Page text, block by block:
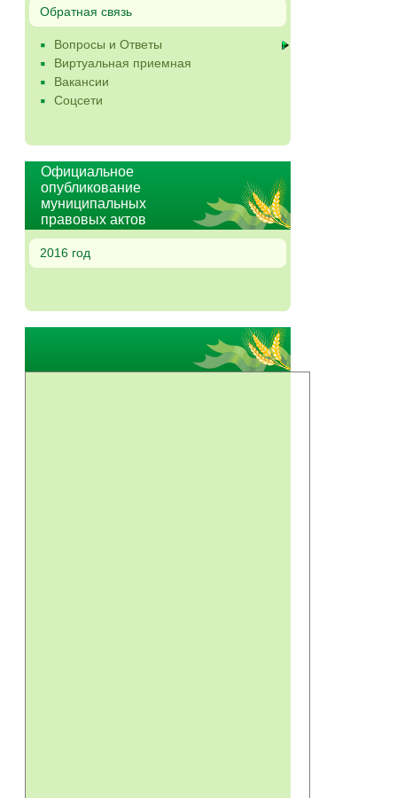
Обратная связь
Вопросы и Ответы
Виртуальная приемная
Вакансии
Соцсети
Официальное
опубликование
муниципальных
правовых актов
2016 год